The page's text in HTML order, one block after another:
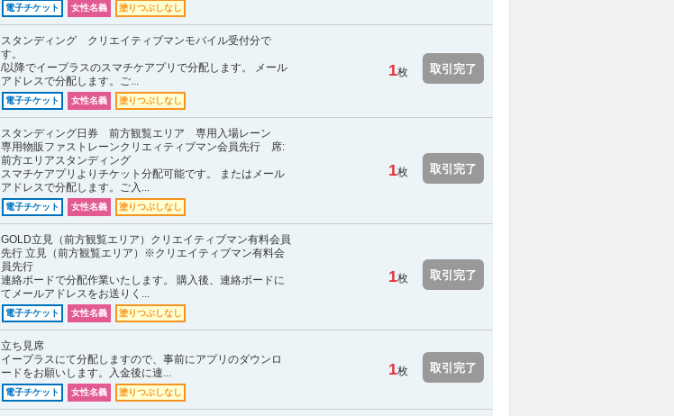
電子チケット 女性名義 塗りつぶしなし
スタンディング クリエイティブマンモバイル受付分で
す。
/以降でイープラスのスマチケアプリで分配します。 メール
アドレスで分配します。ご...
電子チケット 女性名義 塗りつぶしなし
1枚 取引完了
スタンディング日券 前方観覧エリア 専用入場レーン
専用物販ファストレーンクリエィティブマン会員先行 席:
前方エリアスタンディング
スマチケアプリよりチケット分配可能です。 またはメール
アドレスで分配します。ご入...
電子チケット 女性名義 塗りつぶしなし
1枚 取引完了
GOLD立見（前方観覧エリア）クリエイティブマン有料会員
先行 立見（前方観覧エリア）※クリエイティブマン有料会
員先行
連絡ボードで分配作業いたします。 購入後、連絡ボードに
てメールアドレスをお送りく...
電子チケット 女性名義 塗りつぶしなし
1枚 取引完了
立ち見席
イープラスにて分配しますので、事前にアプリのダウンロ
ードをお願いします。入金後に連...
電子チケット 女性名義 塗りつぶしなし
1枚 取引完了